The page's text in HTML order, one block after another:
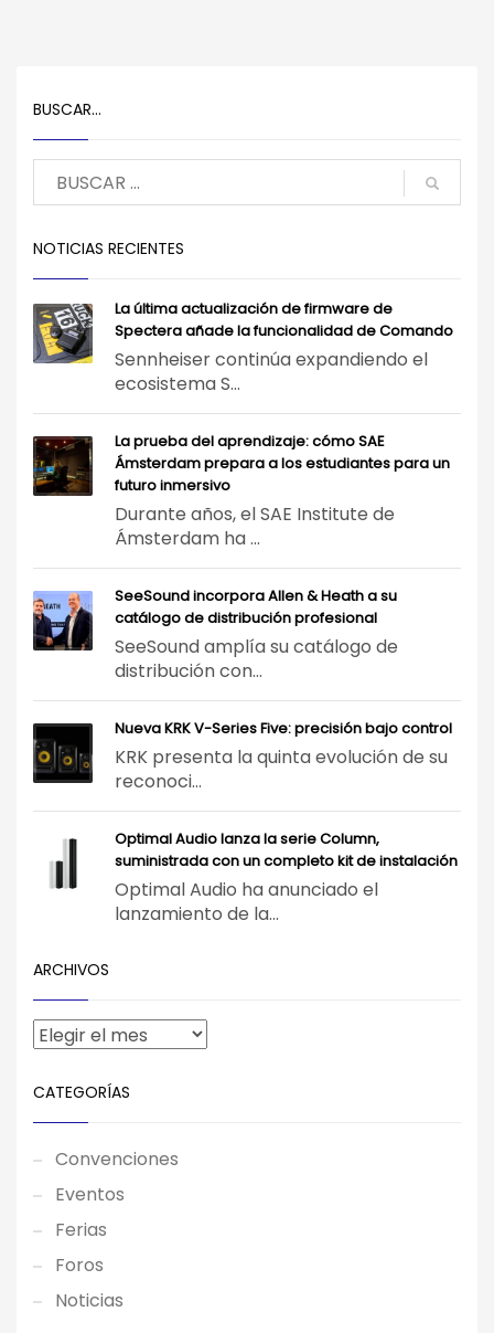
BUSCAR…
NOTICIAS RECIENTES
La última actualización de firmware de
Spectera añade la funcionalidad de Comando
Sennheiser continúa expandiendo el
ecosistema S...
La prueba del aprendizaje: cómo SAE
Ámsterdam prepara a los estudiantes para un
futuro inmersivo
Durante años, el SAE Institute de
Ámsterdam ha ...
SeeSound incorpora Allen & Heath a su
catálogo de distribución profesional
SeeSound amplía su catálogo de
distribución con...
Nueva KRK V-Series Five: precisión bajo control
KRK presenta la quinta evolución de su
reconoci...
Optimal Audio lanza la serie Column,
suministrada con un completo kit de instalación
Optimal Audio ha anunciado el
lanzamiento de la...
ARCHIVOS
CATEGORÍAS
Convenciones
Eventos
Ferias
Foros
Noticias